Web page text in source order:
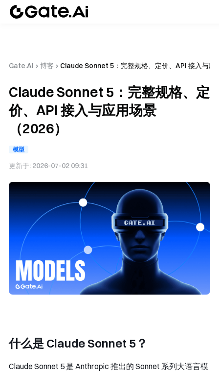
Gate.AI › 博客 › Claude Sonnet 5：完整规格、定价、API 接入与应
Claude Sonnet 5：完整规格、定
价、API 接入与应用场景
（2026）
模型
更新于: 2026-07-02 09:31
什么是 Claude Sonnet 5？
Claude Sonnet 5 是 Anthropic 推出的 Sonnet 系列大语言模